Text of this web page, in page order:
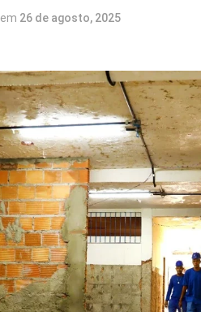
em 26 de agosto, 2025